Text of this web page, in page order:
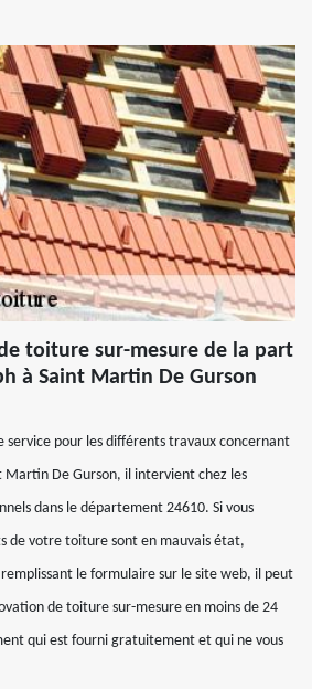
toiture sur-mesure de la part
à Saint Martin De Gurson
service pour les différents travaux concernant
De Gurson, il intervient chez les
dans le département 24610. Si vous
de votre toiture sont en mauvais état,
le formulaire sur le site web, il peut
de toiture sur-mesure en moins de 24
qui est fourni gratuitement et qui ne vous